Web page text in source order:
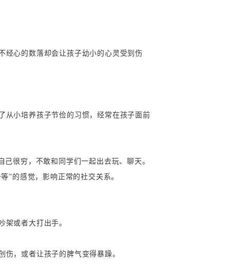
经心的数落却会让孩子幼小的心灵受到伤
从小培养孩子节俭的习惯，经常在孩子面前
很穷，不敢和同学们一起出去玩、聊天。
”的感觉，影响正常的社交关系。
架或者大打出手。
，或者让孩子的脾气变得暴躁。